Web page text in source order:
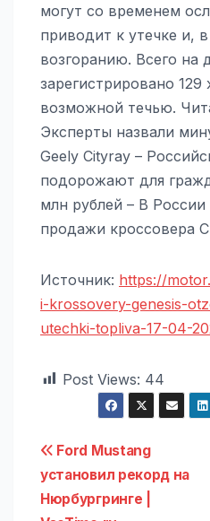
могут со временем
приводит к утечке и,
возгоранию. Всего на
зарегистрировано
возможной течью.
Эксперты назвали
Geely Cityray –
подорожают для
млн рублей – В России
продажи кроссовера
Источник: https://
i-krossovery-genesis-
utechki-topliva-17-04-
Post Views: 44
Навигация
по
Ford Mustang
установил рекорд на
Нюрбургринге |